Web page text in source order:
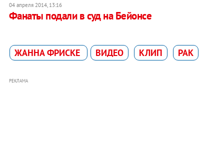
04 апреля 2014, 13:16
Фанаты подали в суд на Бейонсе
ЖАННА ФРИСКЕ ВИДЕО КЛИП РАК
РЕКЛАМА